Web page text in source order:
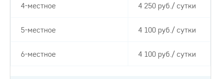
4-местное 4 250 руб./ сутки
5-местное 4 100 руб./ сутки
6-местное 4 100 руб./ сутки